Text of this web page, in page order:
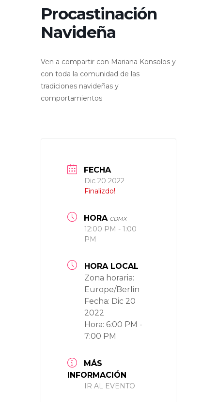
Procastinación
Navideña
Ven a compartir con Mariana Konsolos y
con toda la comunidad de las
tradiciones navideñas y
comportamientos
FECHA
Dic 20 2022
Finalizdo!
HORA CDMX
12:00 PM - 1:00
PM
HORA LOCAL
Zona horaria:
Europe/Berlin
Fecha: Dic 20
2022
Hora: 6:00 PM -
7:00 PM
MÁS
INFORMACIÓN
IR AL EVENTO